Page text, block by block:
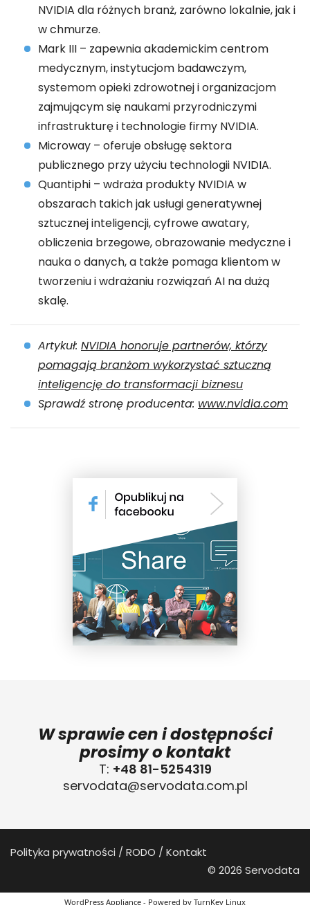
NVIDIA dla różnych branż, zarówno lokalnie, jak i
w chmurze.
Mark III – zapewnia akademickim centrom
medycznym, instytucjom badawczym,
systemom opieki zdrowotnej i organizacjom
zajmującym się naukami przyrodniczymi
infrastrukturę i technologie firmy NVIDIA.
Microway – oferuje obsługę sektora
publicznego przy użyciu technologii NVIDIA.
Quantiphi – wdraża produkty NVIDIA w
obszarach takich jak usługi generatywnej
sztucznej inteligencji, cyfrowe awatary,
obliczenia brzegowe, obrazowanie medyczne i
nauka o danych, a także pomaga klientom w
tworzeniu i wdrażaniu rozwiązań AI na dużą
skalę.
Artykuł: NVIDIA honoruje partnerów, którzy
pomagają branżom wykorzystać sztuczną
inteligencję do transformacji biznesu
Sprawdź stronę producenta: www.nvidia.com
W sprawie cen i dostępności
prosimy o kontakt
T: +48 81-5254319
servodata@servodata.com.pl
Polityka prywatności RODO
Kontakt
© 2026 Servodata
WordPress Appliance - Powered by TurnKey Linux